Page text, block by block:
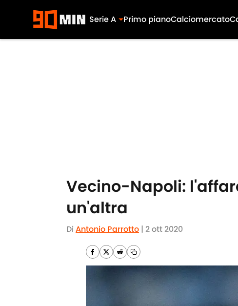
Serie A Primo pianoCalciomercato
Vecino-Napoli:
un'altra
Di Antonio Parrotto | 2 ott 2020